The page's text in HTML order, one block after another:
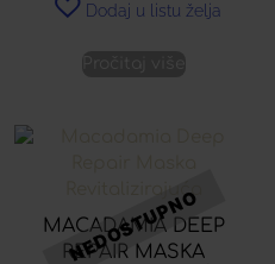
Dodaj u listu želja
MACADAMIA DEEP
REPAIR MASKA